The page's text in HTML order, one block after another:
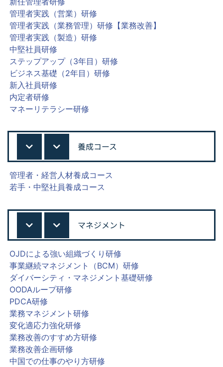
管理者実践（営業）研修
管理者実践（業務管理）研修【業務改善】
管理者実践（製造）研修
中堅社員研修
ステップアップ（3年目）研修
ビジネス基礎（2年目）研修
新入社員研修
内定者研修
マネーリテラシー研修
養成コース
管理者・経営人材養成コース
若手・中堅社員養成コース
マネジメント
OJDによる強い組織づくり研修
事業継続マネジメント（BCM）研修
ダイバーシティ・マネジメント基礎研修
OODAループ研修
PDCA研修
業務マネジメント研修
変化適応力強化研修
業務改善のすすめ方研修
業務改善企画研修
中国での仕事のやり方研修